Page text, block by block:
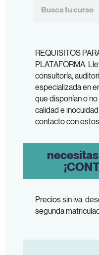
REQUISITOS
PLATAFORMA.
consultoría,
especializada en
que disponían o
calidad e
contacto con
Precios sin iva.
segunda